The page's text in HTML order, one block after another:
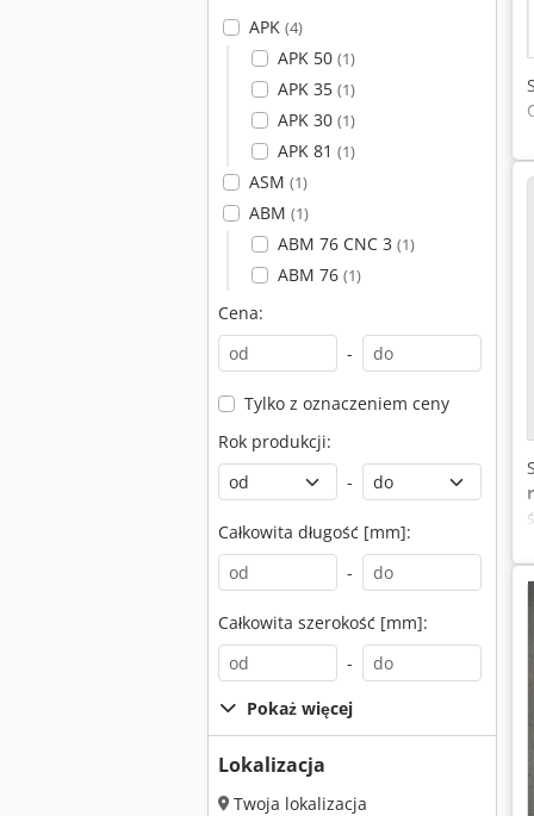
APK (4)
APK 50 (1)
APK 35 (1)
APK 30 (1)
APK 81 (1)
ASM (1)
ABM (1)
ABM 76 CNC 3 (1)
ABM 76 (1)
Cena:
-
Tylko z oznaczeniem ceny
Rok produkcji:
-
Całkowita długość [mm]:
-
Całkowita szerokość [mm]:
-
Pokaż więcej
Lokalizacja
Twoja lokalizacja